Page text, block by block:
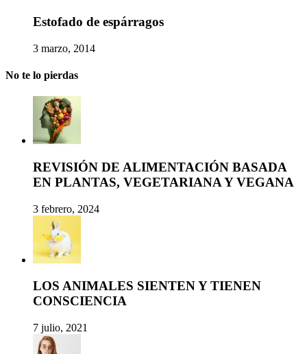
Estofado de espárragos
3 marzo, 2014
No te lo pierdas
REVISIÓN DE ALIMENTACIÓN BASADA
EN PLANTAS, VEGETARIANA Y VEGANA
3 febrero, 2024
LOS ANIMALES SIENTEN Y TIENEN
CONSCIENCIA
7 julio, 2021